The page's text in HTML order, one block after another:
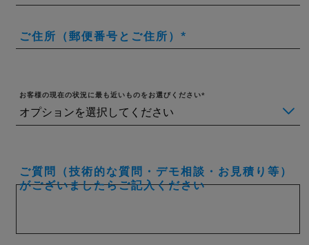
ご住所（郵便番号とご住所）
お客様の現在の状況に最も近いものをお選びください
ご質問（技術的な質問・デモ相談・お見積り等）
がございましたらご記入ください